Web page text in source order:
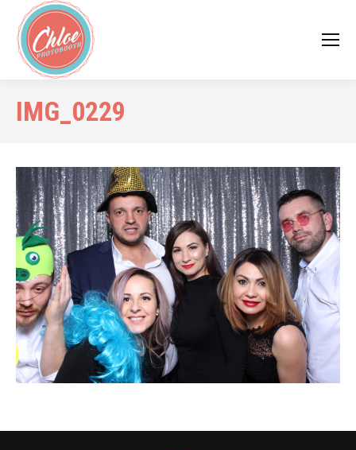
IMG_0229